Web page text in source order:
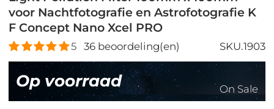
voor Nachtfotografie en Astrofotografie K
F Concept Nano Xcel PRO
5 36beoordeling(en) SKU.1903
Op voorraad On Sale